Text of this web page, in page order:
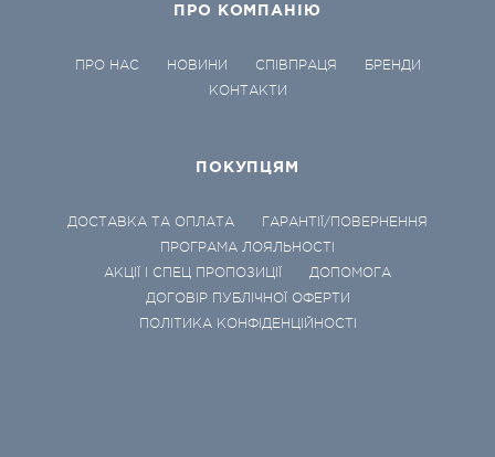
ПРО КОМПАНІЮ
ПРО НАС НОВИНИ СПІВПРАЦЯ
БРЕНДИ
КОНТАКТИ
ПОКУПЦЯМ
ДОСТАВКА ТА ОПЛАТА
ГАРАНТІЇ/ПОВЕРНЕННЯ
ПРОГРАМА ЛОЯЛЬНОСТІ
АКЦІЇ І СПЕЦ ПРОПОЗИЦІЇ
ДОПОМОГА
ДОГОВІР ПУБЛІЧНОЇ ОФЕРТИ
ПОЛІТИКА КОНФІДЕНЦІЙНОСТІ